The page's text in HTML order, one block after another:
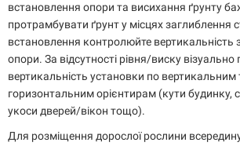
встановлення опори та висихання ґрунту
протрамбувати ґрунт у місцях заглиблення
встановлення контролюйте вертикальність
опори. За відсутності рівня/виску візуально
вертикальність установки по вертикальним
горизонтальним орієнтирам (кути будинку,
укоси дверей/вікон тощо).
Для розміщення дорослої рослини